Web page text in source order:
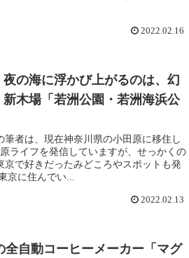
2022.02.16
夜の海に浮かび上がるのは、幻
木場「若洲公園・若洲海浜公
筆者は、現在神奈川県の小田原に移住し
ライフを発信していますが、せっかくの
京で好きだったみどころやスポットも発
京に住んでい...
2022.02.13
全自動コーヒーメーカー「マグ